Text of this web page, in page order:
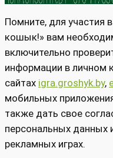
Помните, для участия
кошык!» вам
включительно
информации в личном
сайтах igra.groshyk.by,
мобильных
также дать свое
персональных данных
рекламных играх.